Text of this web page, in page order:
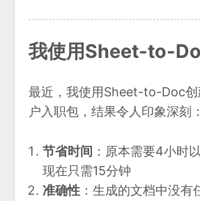
我使用Sheet-to-
最近，我使用Sheet-to-Doc
户入职包，结果令人印象深刻：
节省时间 ：原本需要4小时
现在只需15分钟
准确性 ：生成的文档中没有